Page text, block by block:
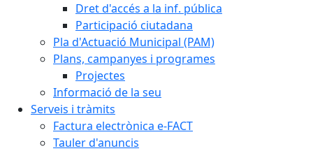
Dret d'accés a la inf. pública
Participació ciutadana
Pla d'Actuació Municipal (PAM)
Plans, campanyes i programes
Projectes
Informació de la seu
Serveis i tràmits
Factura electrònica e-FACT
Tauler d'anuncis